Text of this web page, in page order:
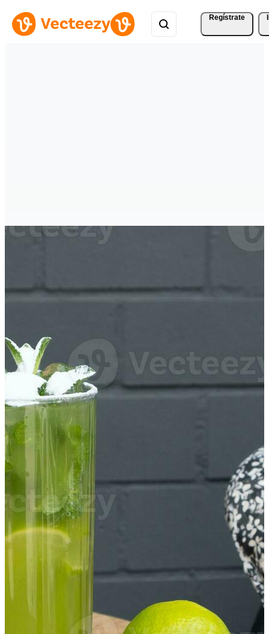
Regístrate